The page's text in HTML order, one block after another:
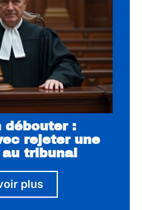
débouter :
rejeter une
tribunal
plus